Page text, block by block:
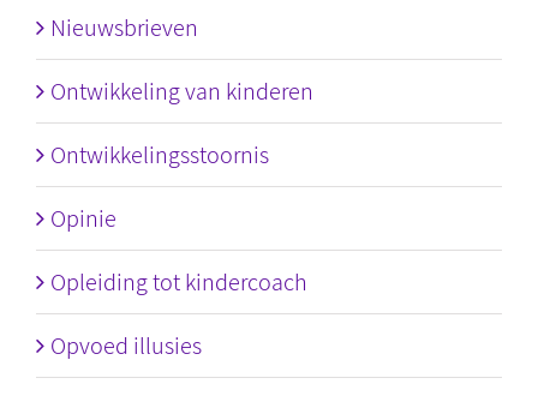
Nieuwsbrieven
Ontwikkeling van kinderen
Ontwikkelingsstoornis
Opinie
Opleiding tot kindercoach
Opvoed illusies